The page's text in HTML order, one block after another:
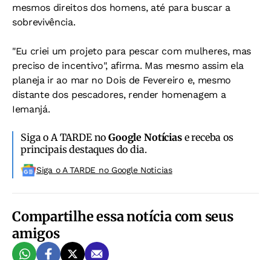
mesmos direitos dos homens, até para buscar a
sobrevivência.
"Eu criei um projeto para pescar com mulheres, mas
preciso de incentivo", afirma. Mas mesmo assim ela
planeja ir ao mar no Dois de Fevereiro e, mesmo
distante dos pescadores, render homenagem a
Iemanjá.
Siga o A TARDE noGoogle Notíciase receba os
principais destaques do dia.
Siga o A TARDE no Google Noticias
Compartilhe essa notícia com seus
amigos